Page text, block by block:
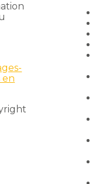
en